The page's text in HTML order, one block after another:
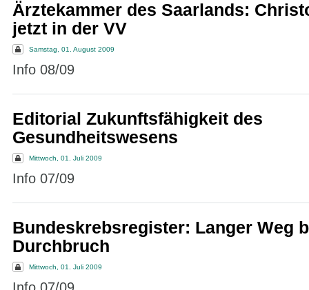
Ärztekammer des Saarlands:
jetzt in der VV
Samstag, 01. August 2009
Info 08/09
Editorial Zukunftsfähigkeit des
Gesundheitswesens
Mittwoch, 01. Juli 2009
Info 07/09
Bundeskrebsregister: Langer Weg
Durchbruch
Mittwoch, 01. Juli 2009